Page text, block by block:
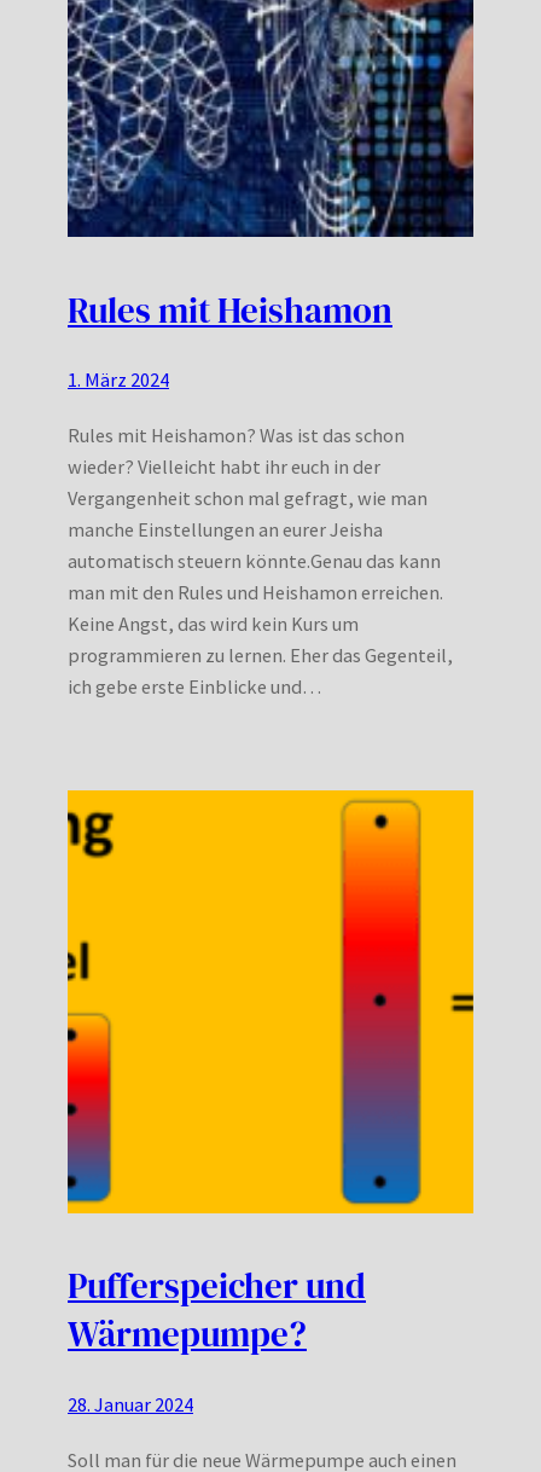
Rules mit Heishamon
1. März 2024
Rules mit Heishamon? Was ist das schon
wieder? Vielleicht habt ihr euch in der
Vergangenheit schon mal gefragt, wie man
manche Einstellungen an eurer Jeisha
automatisch steuern könnte.Genau das kann
man mit den Rules und Heishamon erreichen.
Keine Angst, das wird kein Kurs um
programmieren zu lernen. Eher das Gegenteil,
ich gebe erste Einblicke und…
Pufferspeicher und
Wärmepumpe?
28. Januar 2024
Soll man für die neue Wärmepumpe auch einen